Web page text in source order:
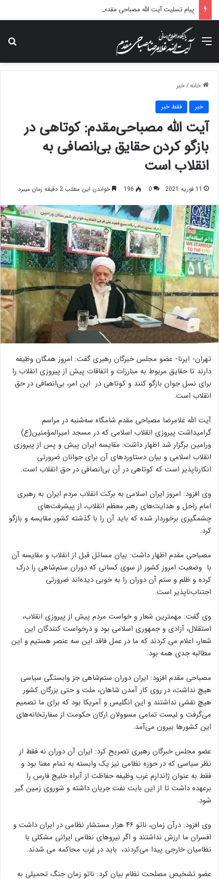
منو
خانه/خبر
خبر فقط خبر
آیت الله مصباحی‌مقدم: کوتاهی در
بازگو کردن حقایق بی‌انصافی به
انقلاب است
11 فوریه 2021 0
196 خواندن این مطلب 2 دقیقه زمان میبرد
تهران- ایرنا- عضو مجلس خبرگان رهبری گفت: امروز همگان وظیفه
دارند تا حقایق مربوط به مبارزات و اتفاقات پیش از پیروزی انقلاب را
برای نسل جوان بازگو کنند و کوتاهی در این امر، بی‌انصافی در حق
انقلاب است.
آیت الله غلامرضا مصباحی مقدم شامگاه سه‌شنبه در مراسم
گرامیداشت پیروزی انقلاب اسلامی که در مسجد امیرالمؤمنین(ع)
ورامین برگزار شد اظهار داشت: مقایسه ایران پیش و پس از پیروزی
انقلاب اسلامی و بیان دستاوردهای آن برای جوانان ضرورتی
انکارناپذیر است که کوتاهی در آن بی‌انصافی در حق انقلاب است.
وی افزود: امروز ایران اسلامی به برکت انقلاب مردم ایران به رهبری
امام راحل و هدایت‌های رهبر معظم انقلاب، از پیشرفت‌های
چشمگیری برخوردار شده که باید آن را با گذشته کشور مقایسه و بازگو
کرد.
مصباحی مقدم اظهار داشت: بیان مسائل قبل از انقلاب و مقایسه آن
با وضعیت امروز کشور از سوی کسانی که دوران ستم‌شاهی را درک
کرده و ظلم و ستم آن دوران را به خوبی دیده‌اند ضرورتی
اجتناب‌ناپذیر است.
وی گفت: مهمترین شعار و خواست مردم پیش از پیروزی انقلاب،
استقلال، آزادی و جمهوری اسلامی بود و درخواست کنندگان این
شعار، اعلام می کردند که ما در عمل فاقد این سه عنصر هستیم و این
مطالبه جدی همه بود.
مصباحی مقدم افزود: ایران دوران ستم‌شاهی جز وابستگی سیاسی
هیچ نداشت، در روی کار آمدن شاهان، ملت و حتی بزرگان کشور
هیچ نقشی نداشتند و این انگلیس و آمریکا بود که برای ما تصمیم
می‌گرفت و لیست تمامی مسوولان ارکان حکومت از سفارتخانه‌های
این کشورها بیرون می‌آمد.
عضو مجلس خبرگان رهبری تصریح کرد: ایران آن دوران نه فقط از
نظر سیاسی که در حوزه نظامی نیز یک وابسته به تمام معنا بود و
فقط به عنوان ژاندارم غرب وظیفه حفاظت از آبراه خلیج فارس را
برعهده داشت تا از این بابت نفت جریان داشته و شوروی زمین گیر
شود.
وی افزود: درآن زمان، ناتو ۴۶ هزار مستشار نظامی در ایران داشت و
افسران ما ارزش نداشتند و اگر نیروهای نظامی ایرانی مشکلی با
نظامیان خارجی پیدا می‌کردند، باید در غرب محاکمه می شدند.
عضو تشخیص مصلحت نظام بیان کرد: ناتو زمان جنگ تحمیلی به